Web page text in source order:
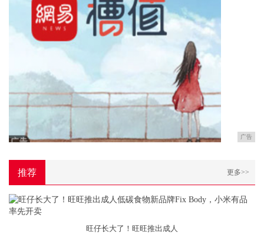
广告
推荐 更多>>
旺仔长大了！旺旺推出成人